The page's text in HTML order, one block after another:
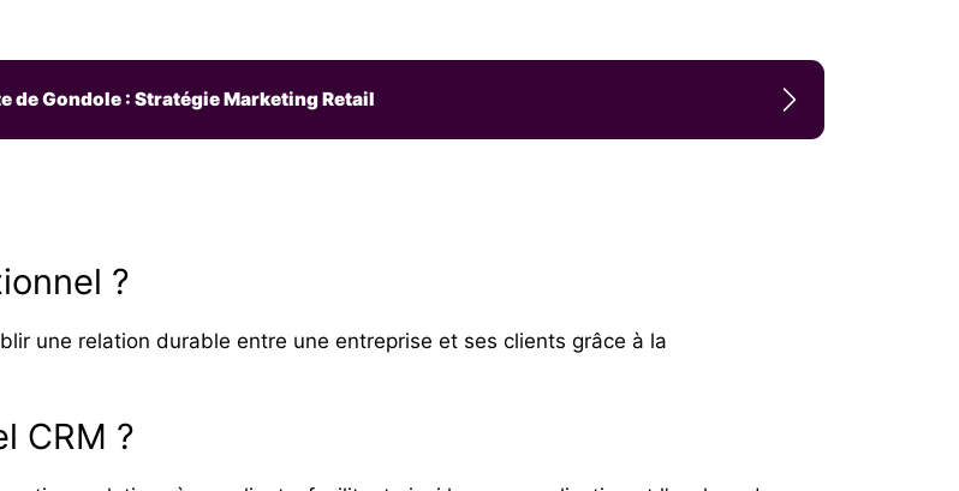
de Gondole : Stratégie Marketing Retail
?
une relation durable entre une entreprise et ses clients grâce à la
CRM ?